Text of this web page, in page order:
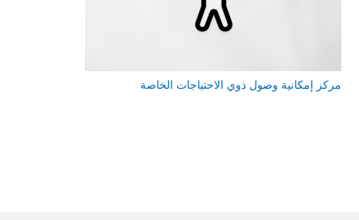
مركز إمكانية وصول ذوي الاحتياجات الخاصة